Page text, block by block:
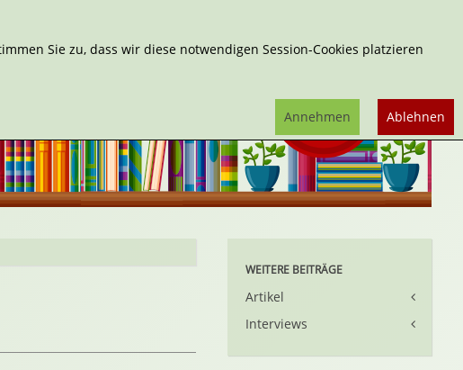
WEITERE BEITRÄGE
Artikel
Interviews
Sie zu, dass wir diese notwendigen Session-Cookies platzieren
Ablehnen
Annehmen